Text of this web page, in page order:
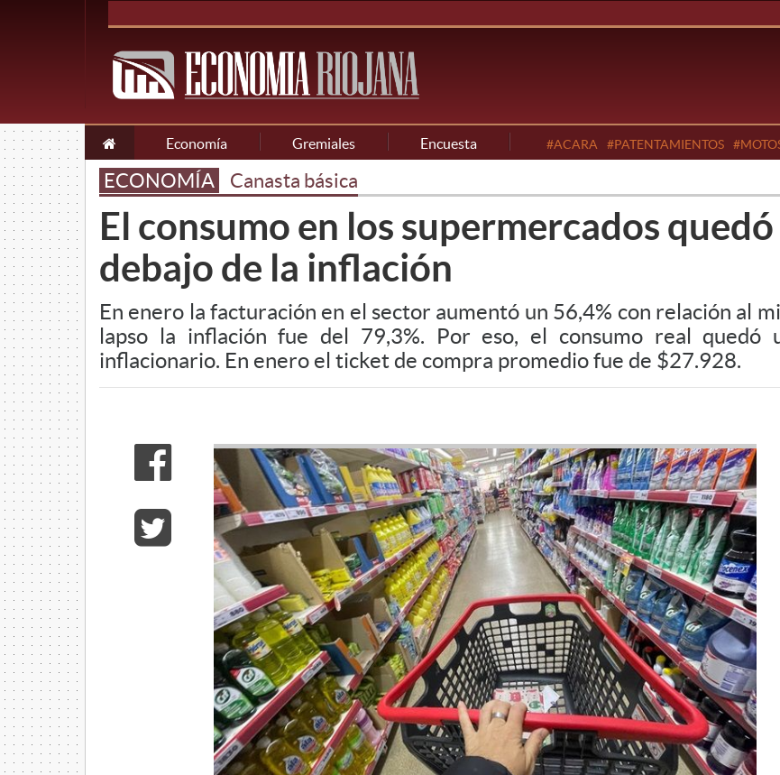
Economía Gremiales Encuesta #ACARA #PATENTAMIENTOS
ECONOMÍA Canasta básica
El consumo en los supermercados
debajo de la inflación
En enero la facturación en el sector aumentó un 56,4% con relación al
lapso la inflación fue del 79,3%. Por eso, el consumo real quedó
inflacionario. En enero el ticket de compra promedio fue de $27.928.